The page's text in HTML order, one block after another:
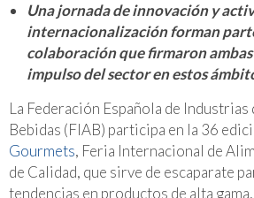
Una jornada de innovación y
internacionalización forman
colaboración que firmaron
impulso del sector en estos
La Federación Española de
Bebidas (FIAB) participa en la 36
Gourmets, Feria Internacional de
de Calidad, que sirve de escaparate
tendencias en productos de alta